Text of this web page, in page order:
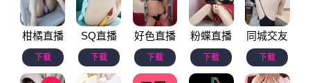
柑橘直播
下载
SQ直播
下载
好色直播
下载
粉蝶直播
下载
同城交友
下载